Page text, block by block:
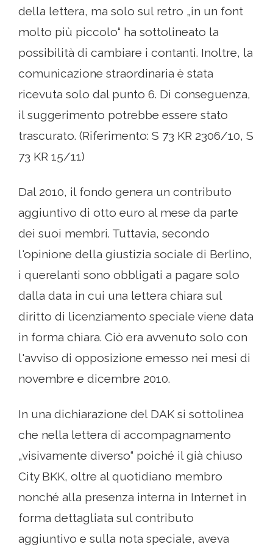
della lettera, ma solo sul retro „in un font
molto più piccolo“ ha sottolineato la
possibilità di cambiare i contanti. Inoltre, la
comunicazione straordinaria è stata
ricevuta solo dal punto 6. Di conseguenza,
il suggerimento potrebbe essere stato
trascurato. (Riferimento: S 73 KR 2306/10, S
73 KR 15/11)
Dal 2010, il fondo genera un contributo
aggiuntivo di otto euro al mese da parte
dei suoi membri. Tuttavia, secondo
l'opinione della giustizia sociale di Berlino,
i querelanti sono obbligati a pagare solo
dalla data in cui una lettera chiara sul
diritto di licenziamento speciale viene data
in forma chiara. Ciò era avvenuto solo con
l'avviso di opposizione emesso nei mesi di
novembre e dicembre 2010.
In una dichiarazione del DAK si sottolinea
che nella lettera di accompagnamento
„visivamente diverso“ poiché il già chiuso
City BKK, oltre al quotidiano membro
nonché alla presenza interna in Internet in
forma dettagliata sul contributo
aggiuntivo e sulla nota speciale, aveva